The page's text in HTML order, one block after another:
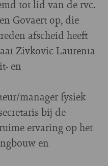
tot lid van de rvc.
Govaert op, die
afscheid heeft
Zivkovic Laurenta
en
manager fysiek
bij de
ervaring op het
en